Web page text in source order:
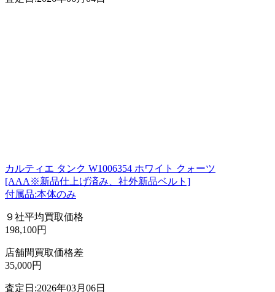
カルティエ タンク W1006354 ホワイト クォーツ
[AAA※新品仕上げ済み、社外新品ベルト]
付属品:本体のみ
９社平均買取価格
198,100円
店舗間買取価格差
35,000円
査定日:2026年03月06日